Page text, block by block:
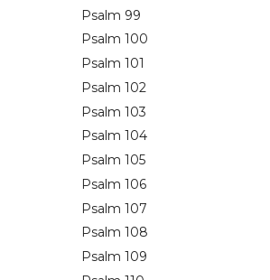
Psalm 99
Psalm 100
Psalm 101
Psalm 102
Psalm 103
Psalm 104
Psalm 105
Psalm 106
Psalm 107
Psalm 108
Psalm 109